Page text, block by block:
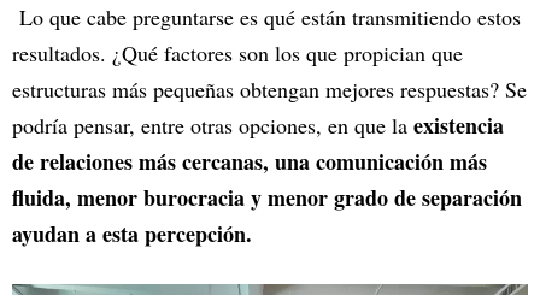
Lo que cabe preguntarse es qué están transmitiendo estos
resultados. ¿Qué factores son los que propician que
estructuras más pequeñas obtengan mejores respuestas? Se
podría pensar, entre otras opciones, en que la existencia
de relaciones más cercanas, una comunicación más
fluida, menor burocracia y menor grado de separación
ayudan a esta percepción.